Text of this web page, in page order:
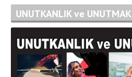
UNUTKANLIK ve UNUTMAK